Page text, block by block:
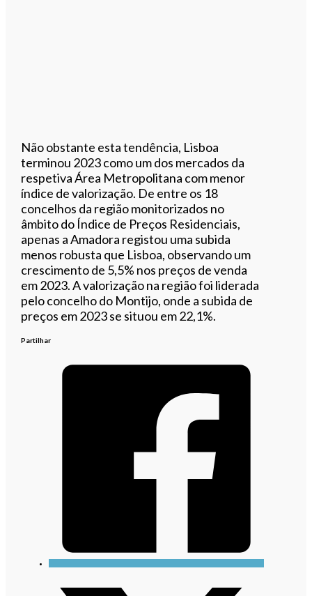
Não obstante esta tendência, Lisboa
terminou 2023 como um dos mercados da
respetiva Área Metropolitana com menor
índice de valorização. De entre os 18
concelhos da região monitorizados no
âmbito do Índice de Preços Residenciais,
apenas a Amadora registou uma subida
menos robusta que Lisboa, observando um
crescimento de 5,5% nos preços de venda
em 2023. A valorização na região foi liderada
pelo concelho do Montijo, onde a subida de
preços em 2023 se situou em 22,1%.
Partilhar